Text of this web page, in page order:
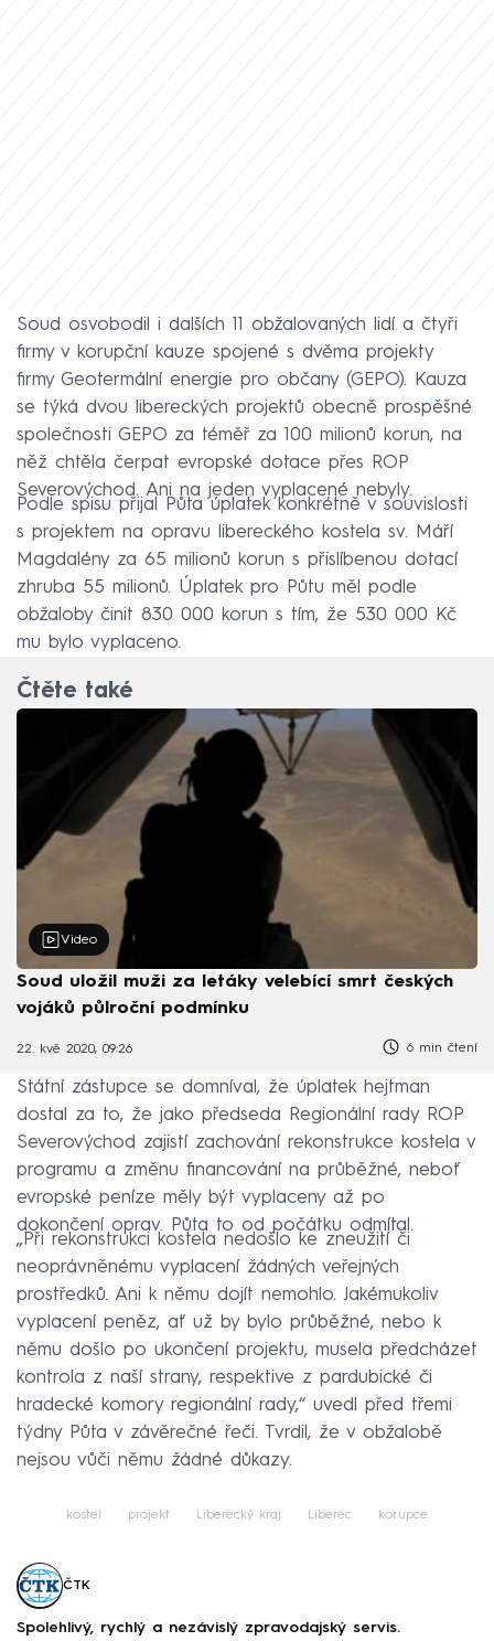
Soud osvobodil i dalších 11 obžalovaných lidí a čtyři
firmy v korupční kauze spojené s dvěma projekty
firmy Geotermální energie pro občany (GEPO). Kauza
se týká dvou libereckých projektů obecně prospěšné
společnosti GEPO za téměř za 100 milionů korun, na
něž chtěla čerpat evropské dotace přes ROP
Severovýchod. Ani na jeden vyplacené nebyly.
Podle spisu přijal Půta úplatek konkrétně v souvislosti
s projektem na opravu libereckého kostela sv. Máří
Magdalény za 65 milionů korun s přislíbenou dotací
zhruba 55 milionů. Úplatek pro Půtu měl podle
obžaloby činit 830 000 korun s tím, že 530 000 Kč
mu bylo vyplaceno.
Čtěte také
Video
Soud uložil muži za letáky velebící smrt českých
vojáků půlroční podmínku
22. kvě 2020, 09:26 6 min čtení
Státní zástupce se domníval, že úplatek hejtman
dostal za to, že jako předseda Regionální rady ROP
Severovýchod zajistí zachování rekonstrukce kostela v
programu a změnu financování na průběžné, neboť
evropské peníze měly být vyplaceny až po
dokončení oprav. Půta to od počátku odmítal.
„Při rekonstrukci kostela nedošlo ke zneužití či
neoprávněnému vyplacení žádných veřejných
prostředků. Ani k němu dojít nemohlo. Jakémukoliv
vyplacení peněz, ať už by bylo průběžné, nebo k
němu došlo po ukončení projektu, musela předcházet
kontrola z naší strany, respektive z pardubické či
hradecké komory regionální rady,“ uvedl před třemi
týdny Půta v závěrečné řeči. Tvrdil, že v obžalobě
nejsou vůči němu žádné důkazy.
kostel projekt Liberecký kraj Liberec korupce
ČTK
Spolehlivý, rychlý a nezávislý zpravodajský servis.